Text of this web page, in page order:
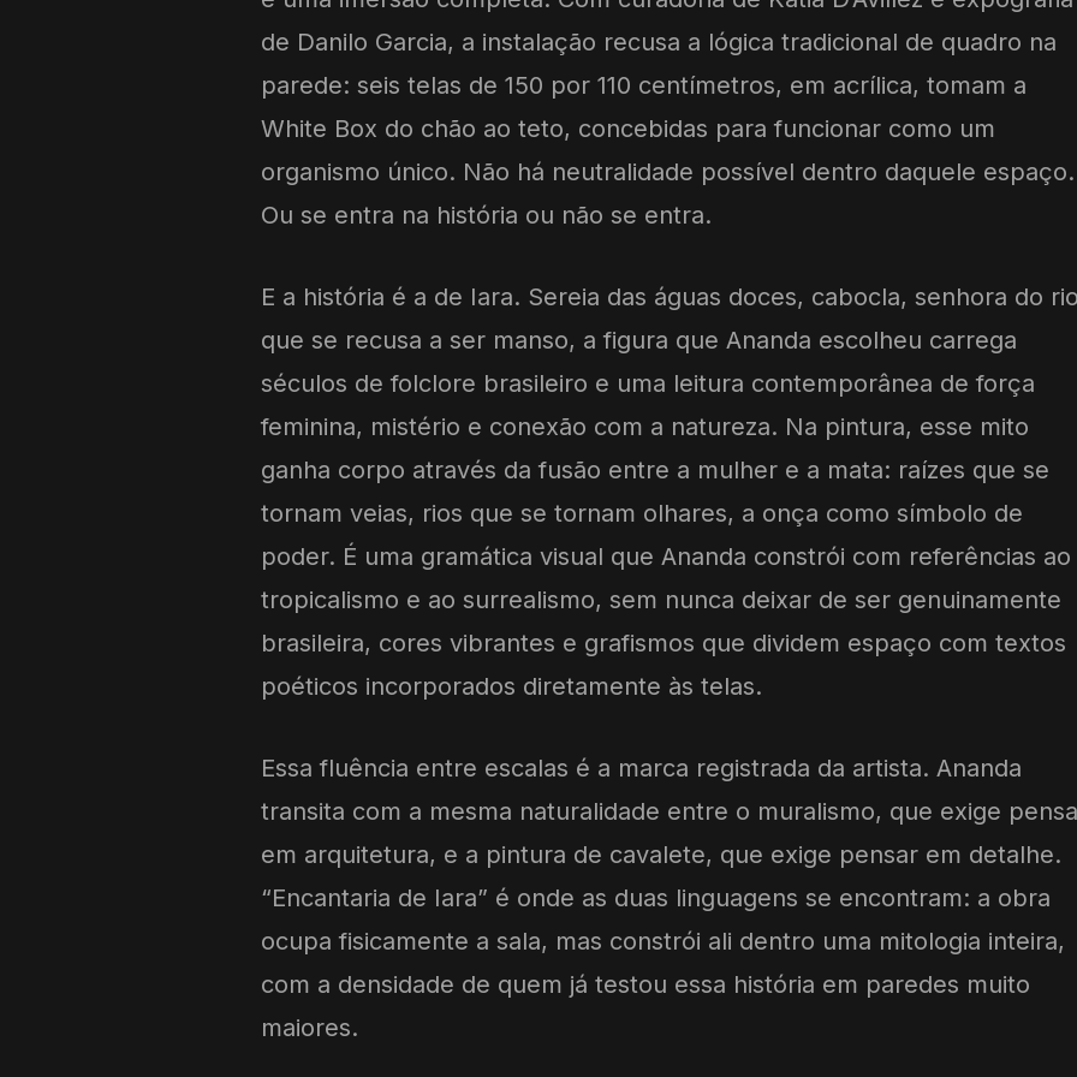
de Danilo Garcia, a instalação recusa a lógica tradicional de quadro na
parede: seis telas de 150 por 110 centímetros, em acrílica, tomam a
White Box do chão ao teto, concebidas para funcionar como um
organismo único. Não há neutralidade possível dentro daquele espaço.
Ou se entra na história ou não se entra.
E a história é a de Iara. Sereia das águas doces, cabocla, senhora do
que se recusa a ser manso, a figura que Ananda escolheu carrega
séculos de folclore brasileiro e uma leitura contemporânea de força
feminina, mistério e conexão com a natureza. Na pintura, esse mito
ganha corpo através da fusão entre a mulher e a mata: raízes que se
tornam veias, rios que se tornam olhares, a onça como símbolo de
poder. É uma gramática visual que Ananda constrói com referências ao
tropicalismo e ao surrealismo, sem nunca deixar de ser genuinamente
brasileira, cores vibrantes e grafismos que dividem espaço com textos
poéticos incorporados diretamente às telas.
Essa fluência entre escalas é a marca registrada da artista. Ananda
transita com a mesma naturalidade entre o muralismo, que exige
em arquitetura, e a pintura de cavalete, que exige pensar em detalhe.
“Encantaria de Iara” é onde as duas linguagens se encontram: a obra
ocupa fisicamente a sala, mas constrói ali dentro uma mitologia inteira,
com a densidade de quem já testou essa história em paredes muito
maiores.